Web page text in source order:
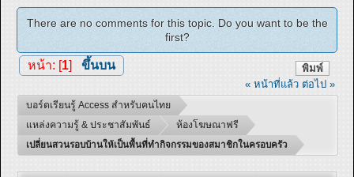
There are no comments for this topic. Do you want to be the
first?
พิมพ์
หน้า: [1] ขึ้นบน
« หน้าที่แล้ว ต่อไป »
บอร์ดเรียนรู้ Access สำหรับคนไทย
แหล่งความรู้ & ประชาสัมพันธ์
ห้องโฆษณาฟรี
เปลี่ยนสวนรอบบ้านให้เป็นพื้นที่ทำกิจกรรมของสมาชิกในครอบครัว